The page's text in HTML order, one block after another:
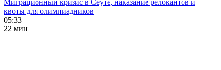
Миграционный кризис в Сеуте, наказание релокантов и
квоты для олимпиадников
05:33
22 мин